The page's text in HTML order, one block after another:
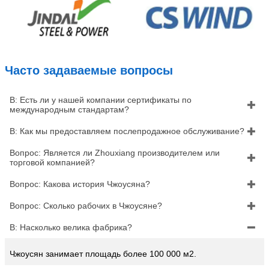
Часто задаваемые вопросы
В: Есть ли у нашей компании сертификаты по
международным стандартам?

В: Как мы предоставляем послепродажное обслуживание? 
Вопрос: Является ли Zhouxiang производителем или
торговой компанией?

Вопрос: Какова история Чжоусяна? 
Вопрос: Сколько рабочих в Чжоусяне? 
В: Насколько велика фабрика? 
Чжоусян занимает площадь более 100 000 м2.